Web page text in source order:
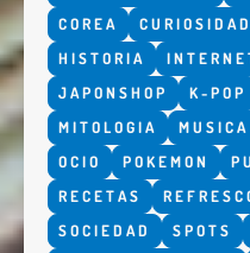
COREA
HISTORIA
JAPONSHOP
K-POP
MITOLOGIA
MUSICA
OCIO
POKEMON
RECETAS
SOCIEDAD
SPOTS